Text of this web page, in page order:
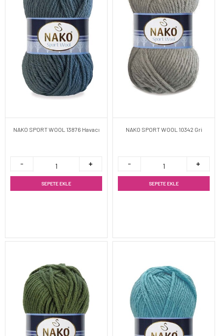
NAKO SPORT WOOL 13876 Havacı
SEPETE EKLE
NAKO SPORT WOOL 10342 Gri
SEPETE EKLE